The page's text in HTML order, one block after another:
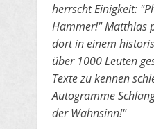
herrscht Einigkeit:
Hammer!" Matthias
dort in einem
über 1000 Leuten
Texte zu kennen
Autogramme
der Wahnsinn!"